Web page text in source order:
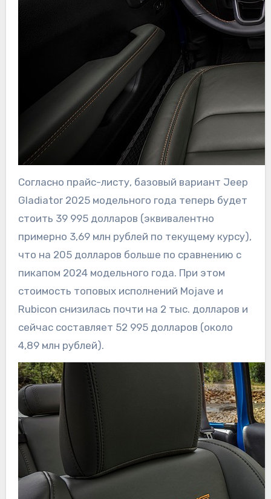
Согласно прайс-листу, базовый вариант Jeep
Gladiator 2025 модельного года теперь будет
стоить 39 995 долларов (эквивалентно
примерно 3,69 млн рублей по текущему курсу),
что на 205 долларов больше по сравнению с
пикапом 2024 модельного года. При этом
стоимость топовых исполнений Mojave и
Rubicon снизилась почти на 2 тыс. долларов и
сейчас составляет 52 995 долларов (около
4,89 млн рублей).